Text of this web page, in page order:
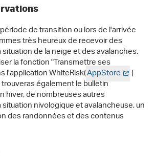
de transition ou lors de l'arrivée
très heureux de recevoir des
de la neige et des avalanches.
la fonction "Transmettre ses
l'application WhiteRisk(AppStore |
trouveras également le bulletin
hiver, de nombreuses autres
nivologique et avalancheuse, un
des randonnées et des contenus